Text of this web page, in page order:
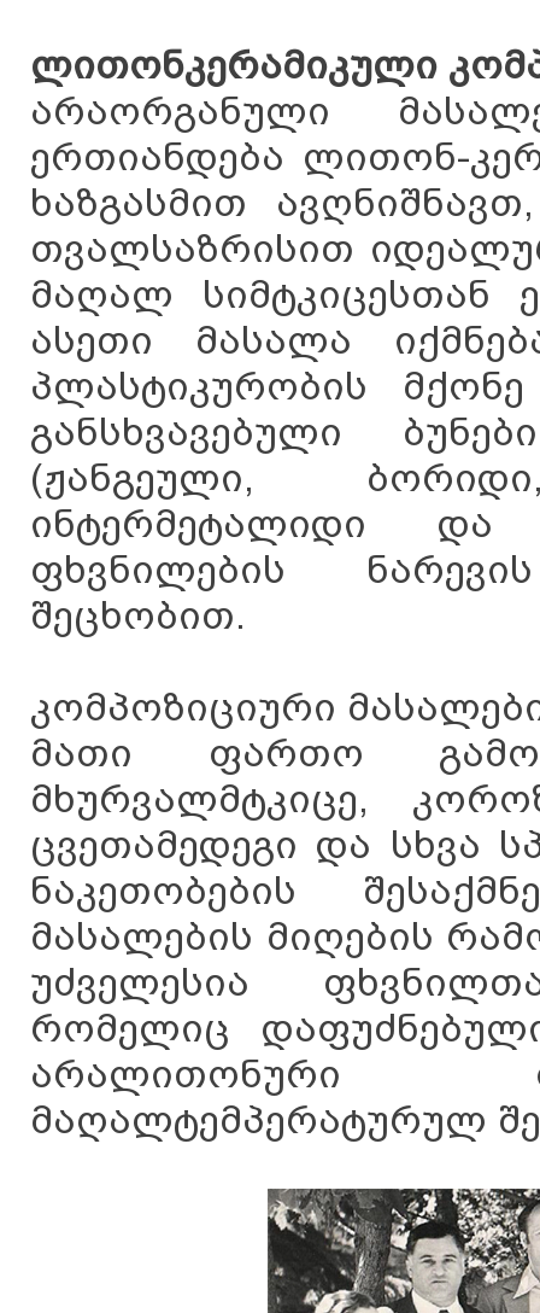
ლითონკერამიკული
არაორგანული
ერთიანდება ლითონ-
ხაზგასმით
თვალსაზრისით
მაღალ სიმტკიცესთან
ასეთი მასალა
პლასტიკურობის
განსხვავებული
(ჟანგეული,
ინტერმეტალიდი და
ფხვნილების
შეცხობით.
კომპოზიციური
მათი ფართო
მხურვალმტკიცე,
ცვეთამედეგი და სხვა
ნაკეთობების
მასალების მიღების
უძველესია
რომელიც
არალითონური
მაღალტემპერატურულ